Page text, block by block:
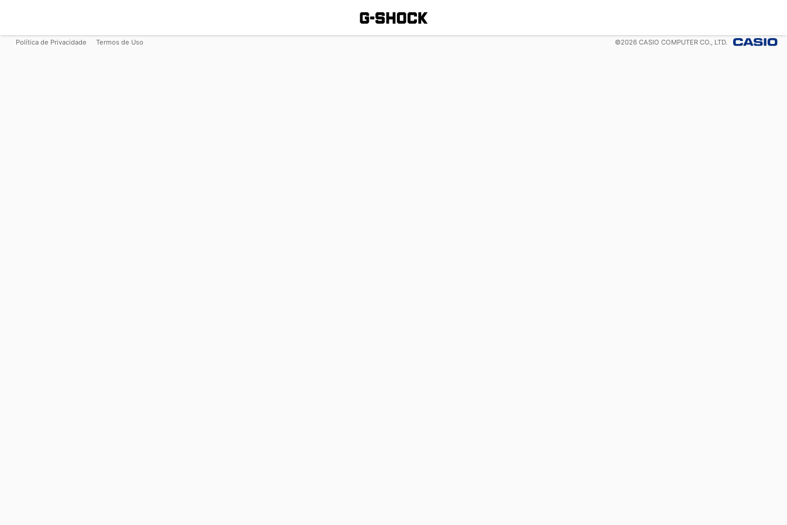
Política de Privacidade Termos de Uso ©2026 CASIO COMPUTER CO., LTD.